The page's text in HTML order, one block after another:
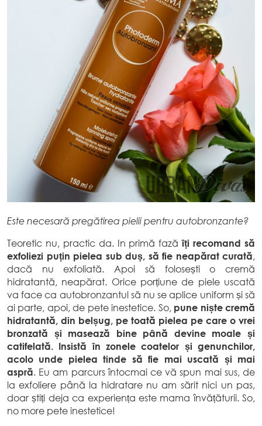
Este necesară pregătirea pielii pentru autobronzante?
Teoretic nu, practic da. In primă fazăîți recomand să
exfoliezi puțin pielea sub duș, să fie neapărat curată,
dacă nu exfoliată. Apoi să folosești o cremă
hidratantă, neapărat. Orice porțiune de piele uscată
va face ca autobronzantul să nu se aplice uniform și să
ai parte, apoi, de pete inestetice. So, pune niște cremă
hidratantă, din belșug, pe toată pielea pe care o vrei
bronzată și masează bine până devine moale și
catifelată. Insistă în zonele coatelor și genunchilor,
acolo unde pielea tinde să fie mai uscată și mai
aspră. Eu am parcurs întocmai ce vă spun mai sus, de
la exfoliere până la hidratare nu am sărit nici un pas,
doar știți deja ca experiența este mama învățăturii. So,
no more pete inestetice!